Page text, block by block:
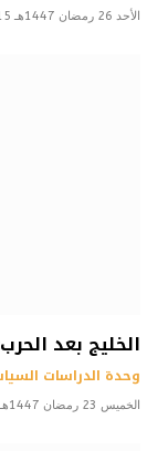
الأحد 26 رمضان 1447هـ 15-3-2026م
الخليج بعد
وحدة الدراسات
الخميس 23 رمضان 1447هـ 12-3-2026م